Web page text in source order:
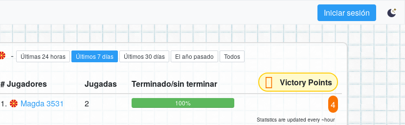
Iniciar sesión
- Últimas 24 horas Últimos 7 días Últimos 30 días El año pasado Todos
# Jugadores Jugadas Terminado/sin terminar
Victory Points
1.
Magda 3531 2 100% 4
Statistics are updated every ~hour